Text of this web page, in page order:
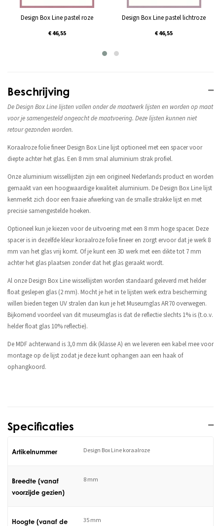
Beschrijving
De Design Box Line lijsten vallen onder de maatwerk lijsten en worden op maat
voor je samengesteld ongeacht de maatvoering. Deze lijsten kunnen niet
retour gezonden worden.
Koraalroze folie fineer Design Box Line lijst optioneel met een spacer voor
diepte achter het glas. Een 8 mm smal aluminium strak profiel.
Onze aluminium wissellijsten zijn een origineel Nederlands product en worden
gemaakt van een hoogwaardige kwaliteit aluminium. De Design Box Line lijst
kenmerkt zich door een fraaie afwerking van de smalle strakke lijst en met
precisie samengestelde hoeken.
Optioneel kun je kiezen voor de uitvoering met een 8 mm hoge spacer. Deze
spacer is in dezelfde kleur koraalroze folie fineer en zorgt ervoor dat je werk 8
mm van het glas vrij komt. Of je kunt een 3D werk met een dikte tot 7 mm
achter het glas plaatsen zonder dat het glas geraakt wordt.
Al onze Design Box Line wissellijsten worden standaard geleverd met helder
float geslepen glas (2 mm). Mocht je het in te lijsten werk extra bescherming
willen bieden tegen UV stralen dan kun je het Museumglas AR70 overwegen.
Bijkomend voordeel van dit museumglas is dat de reflectie slechts 1% is (t.o.v.
helder float glas 10% reflectie).
De MDF achterwand is 3,0 mm dik (klasse A) en we leveren een kabel mee voor
montage op de lijst zodat je deze kunt ophangen aan een haak of
ophangkoord.
Specificaties
Artikelnummer Design Box Line koraalroze
Breedte (vanaf
voorzijde gezien)
8 mm
Hoogte (vanaf de
35 mm
Design Box Line pastel roze
€ 46,55
Design Box Line pastel lichtroze
€ 46,55